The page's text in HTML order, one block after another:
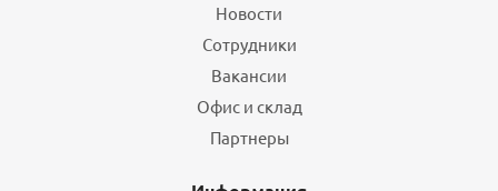
Новости
Сотрудники
Вакансии
Офис и склад
Партнеры